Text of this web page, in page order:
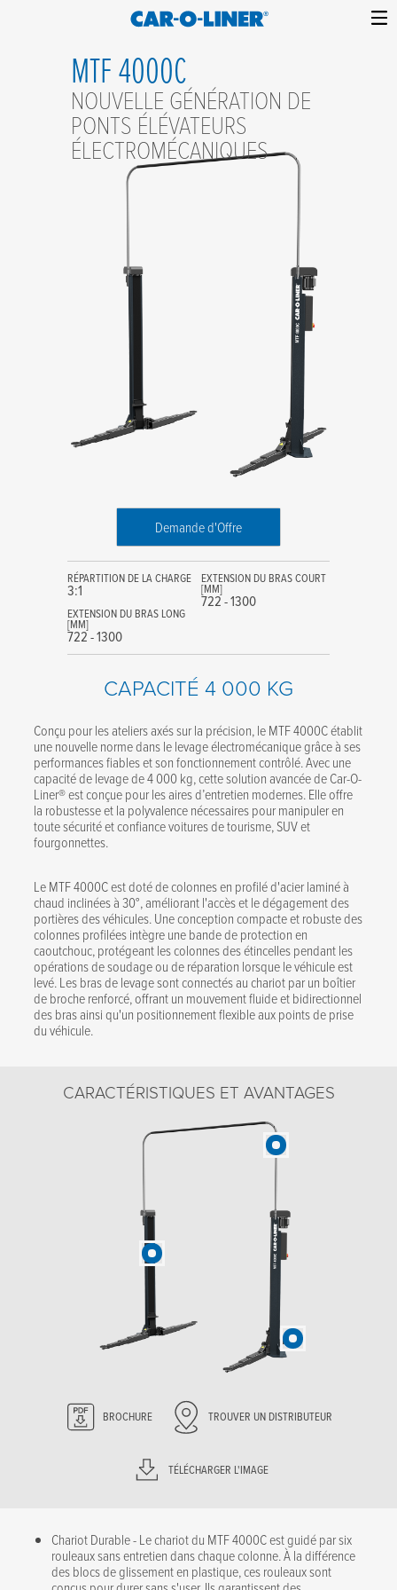
Car-
Liner
Collision
MTF 4000C
NOUVELLE GÉNÉRATION DE
PONTS ÉLÉVATEURS
ÉLECTROMÉCANIQUES
Demande d'Offre
RÉPARTITION DE LA CHARGE
3:1
EXTENSION DU BRAS COURT
[MM]
722 - 1300
EXTENSION DU BRAS LONG
[MM]
722 - 1300
CAPACITÉ 4 000 KG
Conçu pour les ateliers axés sur la précision, le MTF 4000C établit
une nouvelle norme dans le levage électromécanique grâce à ses
performances fiables et son fonctionnement contrôlé. Avec une
capacité de levage de 4 000 kg, cette solution avancée de Car-O-
Liner® est conçue pour les aires d’entretien modernes. Elle offre
la robustesse et la polyvalence nécessaires pour manipuler en
toute sécurité et confiance voitures de tourisme, SUV et
fourgonnettes.
Le MTF 4000C est doté de colonnes en profilé d'acier laminé à
chaud inclinées à 30°, améliorant l'accès et le dégagement des
portières des véhicules. Une conception compacte et robuste des
colonnes profilées intègre une bande de protection en
caoutchouc, protégeant les colonnes des étincelles pendant les
opérations de soudage ou de réparation lorsque le véhicule est
levé. Les bras de levage sont connectés au chariot par un boîtier
de broche renforcé, offrant un mouvement fluide et bidirectionnel
des bras ainsi qu'un positionnement flexible aux points de prise
du véhicule.
CARACTÉRISTIQUES ET AVANTAGES
BROCHURE TROUVER UN DISTRIBUTEUR
TÉLÉCHARGER L'IMAGE
Chariot Durable - Le chariot du MTF 4000C est guidé par six
rouleaux sans entretien dans chaque colonne. À la différence
des blocs de glissement en plastique, ces rouleaux sont